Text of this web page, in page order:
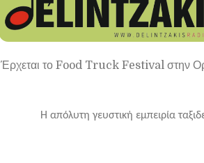
Έρχεται το Food Truck Festival στην
Η απόλυτη γευστική εμπειρία